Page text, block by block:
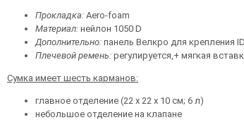
Прокладка: Aero-foam
Материал: нейлон 1050 D
Дополнительно: панель Велкро для крепления
Плечевой ремень: регулируется,+ мягкая
Сумка имеет шесть карманов:
главное отделение (22 x 22 x 10 см; 6 л)
небольшое отделение на клапане